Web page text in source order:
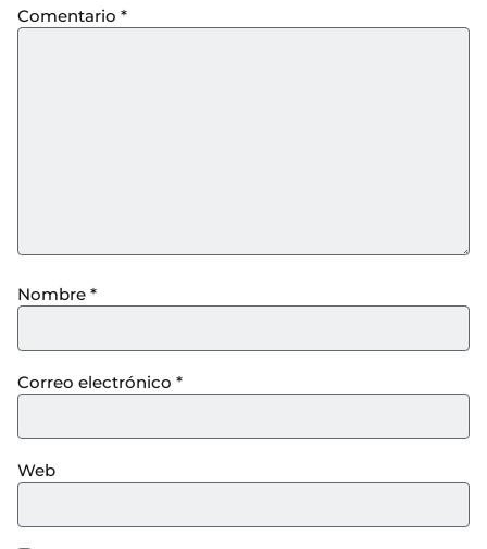
Comentario *
Nombre *
Correo electrónico *
Web